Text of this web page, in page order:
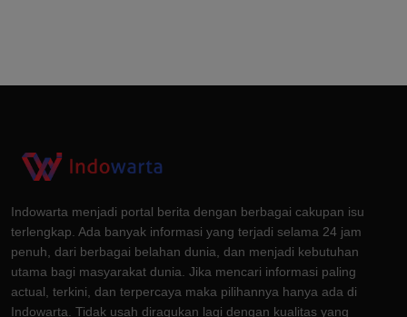
Indowarta menjadi portal berita dengan berbagai cakupan isu
terlengkap. Ada banyak informasi yang terjadi selama 24 jam
penuh, dari berbagai belahan dunia, dan menjadi kebutuhan
utama bagi masyarakat dunia. Jika mencari informasi paling
actual, terkini, dan terpercaya maka pilihannya hanya ada di
Indowarta. Tidak usah diragukan lagi dengan kualitas yang